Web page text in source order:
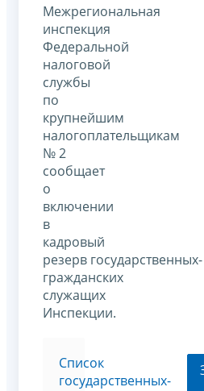
Межрегиональная
инспекция
Федеральной
налоговой
службы
по
крупнейшим
налогоплательщикам
№ 2
сообщает
о
включении
в
кадровый
резерв государственных-
гражданских
служащих
Инспекции.
Список
государственных-